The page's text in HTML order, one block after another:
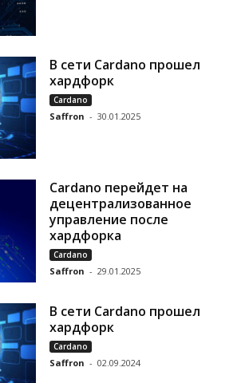
В сети Cardano прошел
хардфорк
Cardano
Saffron - 30.01.2025
Cardano перейдет на
децентрализованное
управление после
хардфорка
Cardano
Saffron - 29.01.2025
В сети Cardano прошел
хардфорк
Cardano
Saffron - 02.09.2024